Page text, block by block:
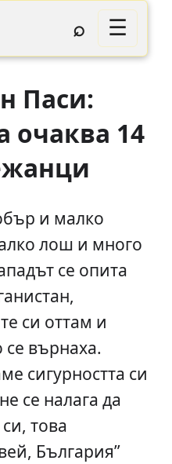
⌕ ☰
Паси:
очаква 14
и малко
лош и много
се опита
си оттам и
върнаха.
сигурността си
се налага да
това
България”